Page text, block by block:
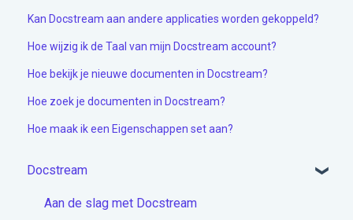
Kan Docstream aan andere applicaties worden gekoppeld?
Hoe wijzig ik de Taal van mijn Docstream account?
Hoe bekijk je nieuwe documenten in Docstream?
Hoe zoek je documenten in Docstream?
Hoe maak ik een Eigenschappen set aan?
Docstream
Aan de slag met Docstream